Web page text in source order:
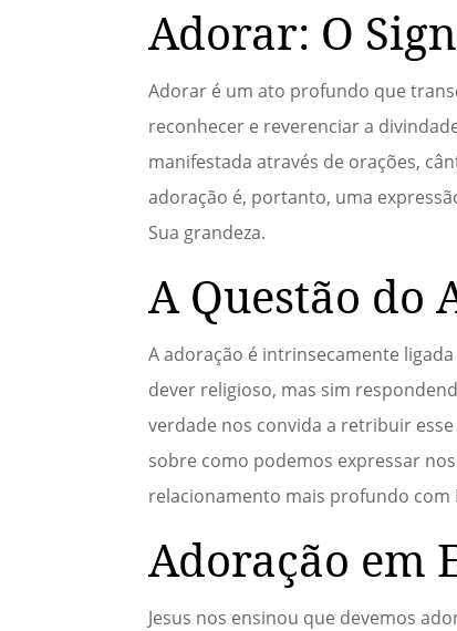
Adorar: O
Adorar é um ato profundo que
reconhecer e reverenciar a
manifestada através de orações,
adoração é, portanto, uma
Sua grandeza.
A Questão do
A adoração é intrinsecamente
dever religioso, mas sim
verdade nos convida a retribuir
sobre como podemos expressar
relacionamento mais profundo com
Adoração em
Jesus nos ensinou que devemos